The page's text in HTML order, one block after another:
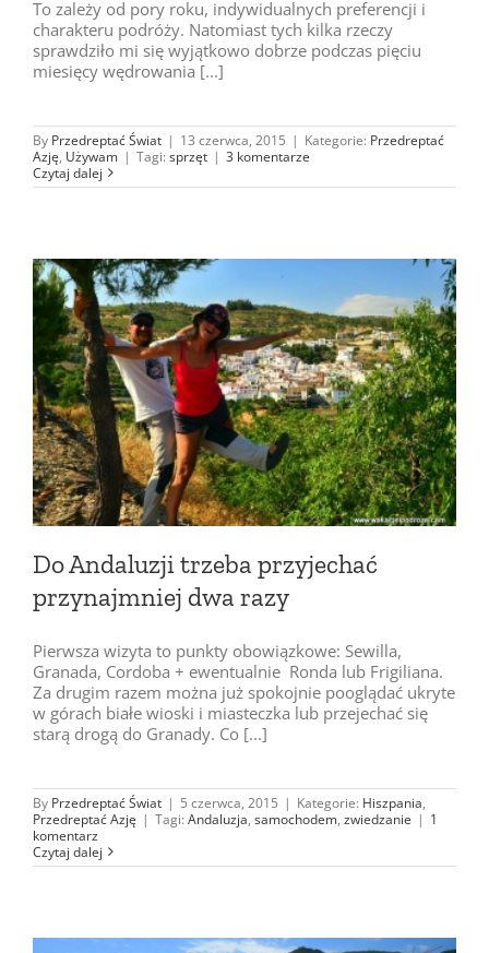
To zależy od pory roku, indywidualnych preferencji i
charakteru podróży. Natomiast tych kilka rzeczy
sprawdziło mi się wyjątkowo dobrze podczas pięciu
miesięcy wędrowania [...]
By Przedreptać Świat | 13 czerwca, 2015 | Kategorie: Przedreptać
Azję, Używam | Tagi: sprzęt | 3 komentarze
Czytaj dalej
Do Andaluzji trzeba przyjechać
przynajmniej dwa razy
Pierwsza wizyta to punkty obowiązkowe: Sewilla,
Granada, Cordoba + ewentualnie Ronda lub Frigiliana.
Za drugim razem można już spokojnie pooglądać ukryte
w górach białe wioski i miasteczka lub przejechać się
starą drogą do Granady. Co [...]
By Przedreptać Świat | 5 czerwca, 2015 | Kategorie: Hiszpania,
Przedreptać Azję | Tagi: Andaluzja, samochodem, zwiedzanie | 1
komentarz
Czytaj dalej